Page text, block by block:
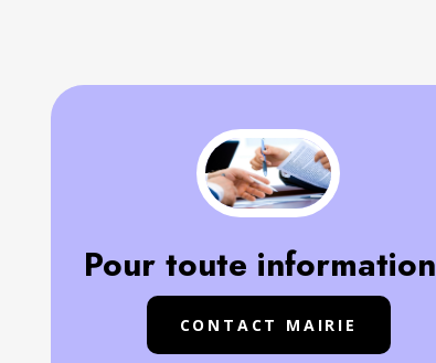
Pour toute information
CONTACT MAIRIE